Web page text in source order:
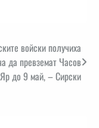
войски получиха
да превземат Часов
Яр до 9 май, – Сирски